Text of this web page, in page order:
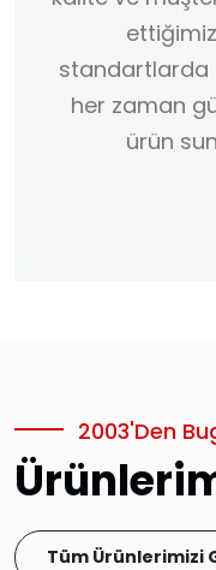
standartlarda
her zaman
ürün
2003'den
Tüm Ürünlerimizi